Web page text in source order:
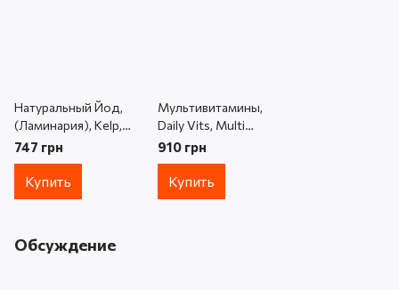
Натуральный Йод,
(Ламинария), Kelp,
Now Foods, 250
капсул
747 грн
Купить
Мультивитамины,
Daily Vits, Multi
Vitamin & Mineral,
Now Foods, 120
капсул
910 грн
Купить
Обсуждение